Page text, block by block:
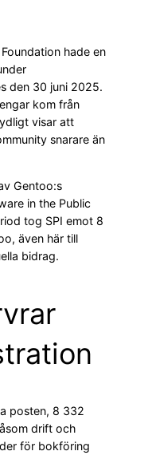
hade en
den 30 juni 2025.
kom från
visar att
snarare än
Gentoo:s
in the Public
tog SPI emot 8
även här till
bidrag.
posten, 8 332
drift och
för bokföring